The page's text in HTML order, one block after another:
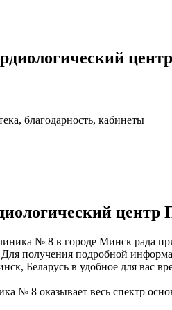
благодарность, кабинеты
№ 8 в городе Минск рада
получения подробной
Беларусь в удобное для вас
№ 8 оказывает весь спектр